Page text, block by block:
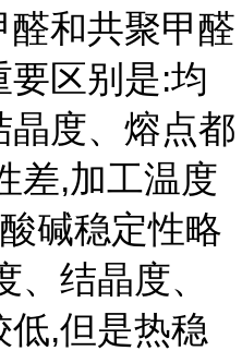
和共聚甲醛
区别是:均
晶度、熔点都
差,加工温度
碱稳定性略
结晶度、
低,但是热稳